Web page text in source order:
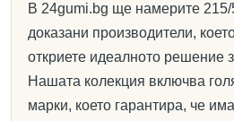
В 24gumi.bg ще намерите 215/
доказани производители,
откриете идеалното решение
Нашата колекция включва
марки, което гарантира, че